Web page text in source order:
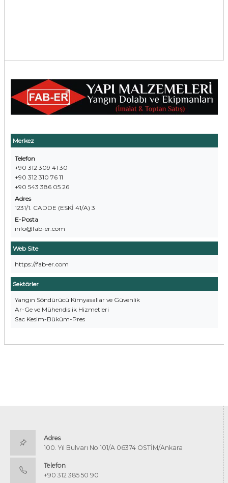
Merkez
Telefon
+90 312 309 41 30
+90 312 310 76 11
+90 543 386 05 26
Adres
1231/1. CADDE (ESKİ 41/A) 3
E-Posta
info@fab-er.com
Web Site
https://fab-er.com
Sektörler
Yangın Söndürücü Kimyasallar ve Güvenlik
Ar-Ge ve Mühendislik Hizmetleri
Sac Kesim-Büküm-Pres
Adres
100. Yıl Bulvarı No:101/A 06374 OSTİM/Ankara
Telefon
+90 312 385 50 90